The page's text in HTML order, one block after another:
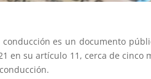
es un documento
en su artículo 11, cerca de